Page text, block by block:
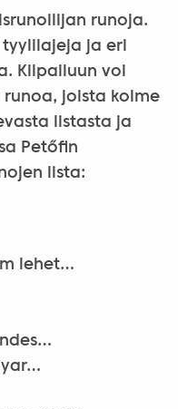
runoja.
ja eri
Kilpailuun voi
joista kolme
listasta ja
Petőfin
lista:
lehet…